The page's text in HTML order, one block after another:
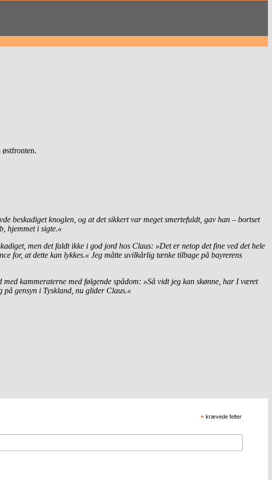
beskadiget knoglen, og at det sikkert var meget smertefuldt, gav han – bortset
hjemmet i sigte.«
men det faldt ikke i god jord hos Claus: »Det er netop det fine ved det hele
for, at dette kan lykkes.« Jeg måtte uvilkårlig tænke tilbage på bayrerens
kammeraterne med følgende spådom: »Så vidt jeg kan skønne, har I været
gensyn i Tyskland, nu glider Claus.«
* krævede felter